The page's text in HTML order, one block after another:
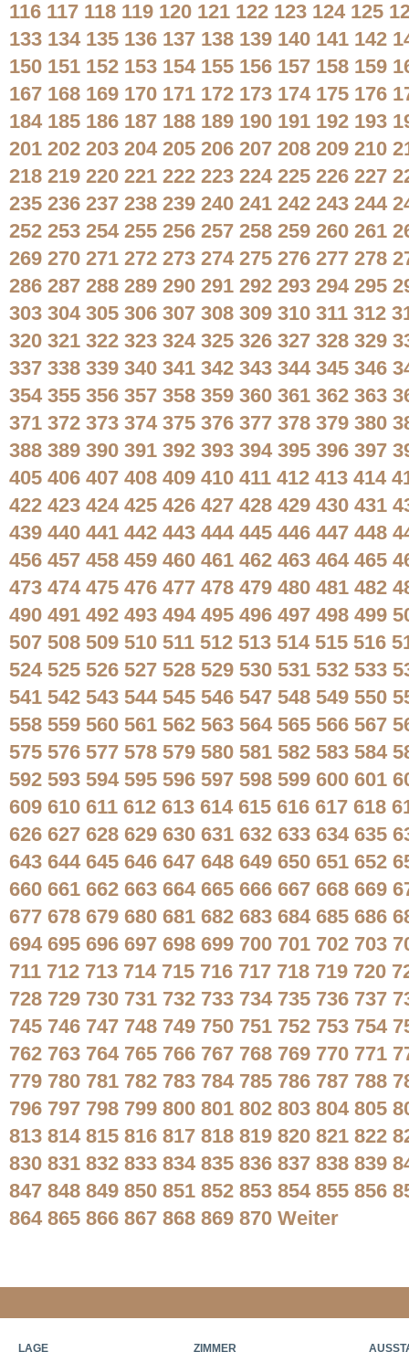
116 117 118 119 120 121 122 123 124 125
133 134 135 136 137 138 139 140 141 142
150 151 152 153 154 155 156 157 158 159
167 168 169 170 171 172 173 174 175 176
184 185 186 187 188 189 190 191 192 193
201 202 203 204 205 206 207 208 209 210
218 219 220 221 222 223 224 225 226 227
235 236 237 238 239 240 241 242 243 244
252 253 254 255 256 257 258 259 260 261
269 270 271 272 273 274 275 276 277 278
286 287 288 289 290 291 292 293 294 295
303 304 305 306 307 308 309 310 311 312
320 321 322 323 324 325 326 327 328 329
337 338 339 340 341 342 343 344 345 346
354 355 356 357 358 359 360 361 362 363
371 372 373 374 375 376 377 378 379 380
388 389 390 391 392 393 394 395 396 397
405 406 407 408 409 410 411 412 413 414
422 423 424 425 426 427 428 429 430 431
439 440 441 442 443 444 445 446 447 448
456 457 458 459 460 461 462 463 464 465
473 474 475 476 477 478 479 480 481 482
490 491 492 493 494 495 496 497 498 499
507 508 509 510 511 512 513 514 515 516
524 525 526 527 528 529 530 531 532 533
541 542 543 544 545 546 547 548 549 550
558 559 560 561 562 563 564 565 566 567
575 576 577 578 579 580 581 582 583 584
592 593 594 595 596 597 598 599 600 601
609 610 611 612 613 614 615 616 617 618
626 627 628 629 630 631 632 633 634 635
643 644 645 646 647 648 649 650 651 652
660 661 662 663 664 665 666 667 668 669
677 678 679 680 681 682 683 684 685 686
694 695 696 697 698 699 700 701 702 703
711 712 713 714 715 716 717 718 719 720
728 729 730 731 732 733 734 735 736 737
745 746 747 748 749 750 751 752 753 754
762 763 764 765 766 767 768 769 770 771
779 780 781 782 783 784 785 786 787 788
796 797 798 799 800 801 802 803 804 805
813 814 815 816 817 818 819 820 821 822
830 831 832 833 834 835 836 837 838 839
847 848 849 850 851 852 853 854 855 856
864 865 866 867 868 869 870 Weiter
LAGE ZIMMER